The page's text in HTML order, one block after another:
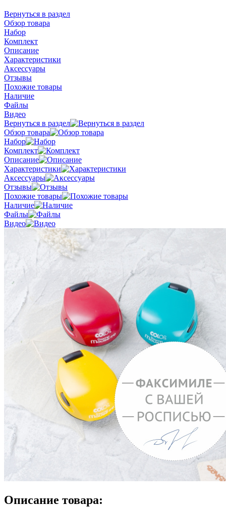
Вернуться в раздел
Обзор товара
Набор
Комплект
Описание
Характеристики
Аксессуары
Отзывы
Похожие товары
Наличие
Файлы
Видео
Вернуться в раздел
Обзор товара
Набор
Комплект
Описание
Характеристики
Аксессуары
Отзывы
Похожие товары
Наличие
Файлы
Видео
Описание товара: